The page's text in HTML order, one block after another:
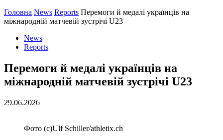
Головна News Reports Перемоги й медалі українців на
міжнародній матчевій зустрічі U23
News
Reports
Перемоги й медалі українців на
міжнародній матчевій зустрічі U23
29.06.2026
Фото (с)Ulf Schiller/athletix.ch